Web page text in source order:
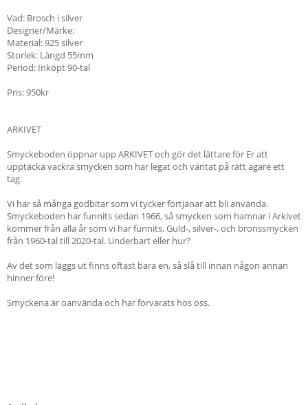
Vad: Brosch i silver
Designer/Märke:
Material: 925 silver
Storlek: Längd 55mm
Period: Inköpt 90-tal
Pris: 950kr
ARKIVET
Smyckeboden öppnar upp ARKIVET och gör det lättare för Er att
upptäcka vackra smycken som har legat och väntat på rätt ägare ett
tag.
Vi har så många godbitar som vi tycker förtjänar att bli använda.
Smyckeboden har funnits sedan 1966, så smycken som hamnar i Arkivet
kommer från alla år som vi har funnits. Guld-, silver-, och bronssmycken
från 1960-tal till 2020-tal. Underbart eller hur?
Av det som läggs ut finns oftast bara en, så slå till innan någon annan
hinner före!
Smyckena är oanvända och har förvarats hos oss.